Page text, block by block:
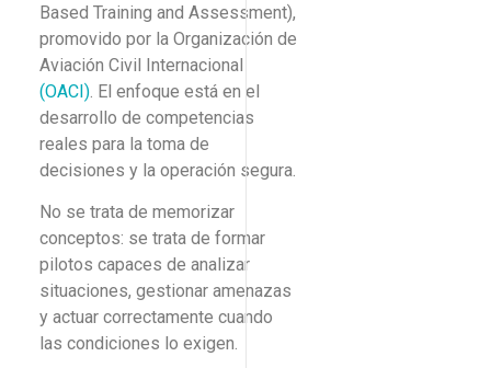
Based Training and Assessment),
promovido por la Organización de
Aviación Civil Internacional
(OACI) . El enfoque está en el
desarrollo de competencias
reales para la toma de
decisiones y la operación segura.
No se trata de memorizar
conceptos: se trata de formar
pilotos capaces de analizar
situaciones, gestionar amenazas
y actuar correctamente cuando
las condiciones lo exigen.